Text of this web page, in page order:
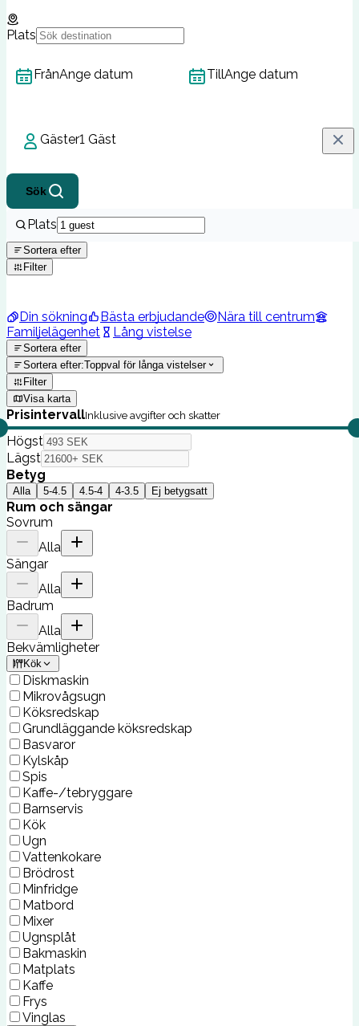
Plats
FrånAnge datum TillAnge datum
Gäster1 Gäst
Sök
Plats
Sortera efter
Filter
Din sökning Bästa erbjudande
Nära till centrum
Familjelägenhet
Lång vistelse
Sortera efter
Sortera efter:Toppval för långa vistelser
Filter
Visa karta
PrisintervallInklusive avgifter och skatter
Högst
Lägst
Betyg
Alla 5-4.5 4.5-4 4-3.5 Ej betygsatt
Rum och sängar
Sovrum
Alla
Sängar
Alla
Badrum
Alla
Bekvämligheter
Kök
Diskmaskin
Mikrovågsugn
Köksredskap
Grundläggande köksredskap
Basvaror
Kylskåp
Spis
Kaffe-/tebryggare
Barnservis
Kök
Ugn
Vattenkokare
Brödrost
Minfridge
Matbord
Mixer
Ugnsplåt
Bakmaskin
Matplats
Kaffe
Frys
Vinglas